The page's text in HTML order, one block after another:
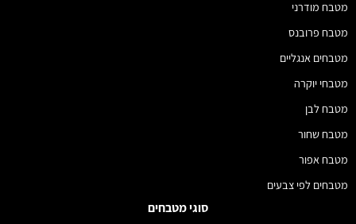
מטבח מודרני
מטבח פרובנס
מטבחים אנגליים
מטבחי יוקרה
מטבח לבן
מטבח שחור
מטבח אפור
מטבחים לפי צבעים
סוגי מטבחים